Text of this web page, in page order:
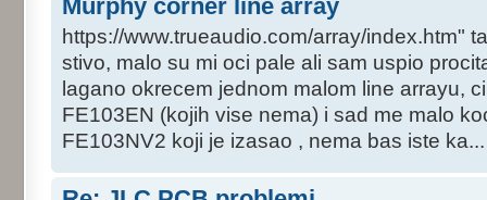
Murphy corner line array
https://www.trueaudio.com/array/index.htm"
stivo, malo su mi oci pale ali sam uspio
lagano okrecem jednom malom line arrayu,
FE103EN (kojih vise nema) i sad me malo
FE103NV2 koji je izasao , nema bas iste ka...